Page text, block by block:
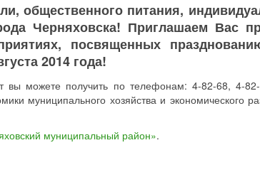
общественного питания,
Черняховска! Приглашаем Вас
посвященных
2014 года!
вы можете получить по телефонам: 4-82-68, 4-
муниципального хозяйства и экономического
муниципальный район».